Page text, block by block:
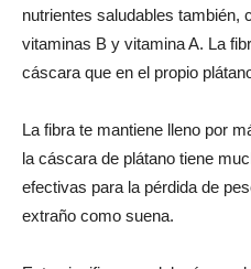
nutrientes saludables también,
vitaminas B y vitamina A. La
cáscara que en el propio
La fibra te mantiene lleno por
la cáscara de plátano tiene
efectivas para la pérdida de
extraño como suena.